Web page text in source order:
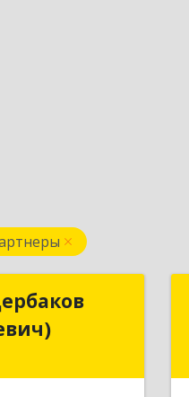
Щербаков
Игоревич)